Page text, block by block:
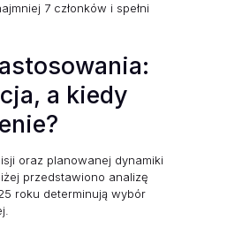
7 członków i spełni
a kiedy
oraz planowanej dynamiki
przedstawiono analizę
roku determinują wybór